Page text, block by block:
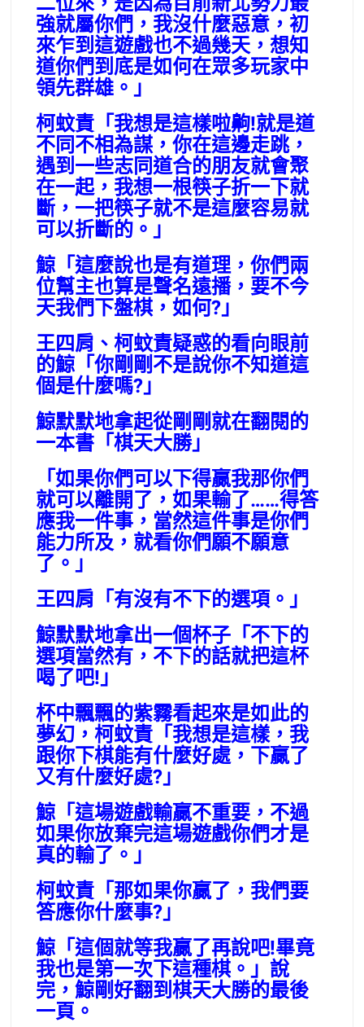
強就屬你們，我沒什麼惡意，初
來乍到這遊戲也不過幾天，想知
道你們到底是如何在眾多玩家中
領先群雄。」
柯蚊責「我想是這樣啦齁!就是道
不同不相為謀，你在這邊走跳，
遇到一些志同道合的朋友就會聚
在一起，我想一根筷子折一下就
斷，一把筷子就不是這麼容易就
可以折斷的。」
鯨「這麼說也是有道理，你們兩
位幫主也算是聲名遠播，要不今
天我們下盤棋，如何?」
王四肩、柯蚊責疑惑的看向眼前
的鯨「你剛剛不是說你不知道這
個是什麼嗎?」
鯨默默地拿起從剛剛就在翻閱的
一本書「棋天大勝」
「如果你們可以下得贏我那你們
就可以離開了，如果輸了……得答
應我一件事，當然這件事是你們
能力所及，就看你們願不願意
了。」
王四肩「有沒有不下的選項。」
鯨默默地拿出一個杯子「不下的
選項當然有，不下的話就把這杯
喝了吧!」
杯中飄飄的紫霧看起來是如此的
夢幻，柯蚊責「我想是這樣，我
跟你下棋能有什麼好處，下贏了
又有什麼好處?」
鯨「這場遊戲輸贏不重要，不過
如果你放棄完這場遊戲你們才是
真的輸了。」
柯蚊責「那如果你贏了，我們要
答應你什麼事?」
鯨「這個就等我贏了再說吧!畢竟
我也是第一次下這種棋。」說
完，鯨剛好翻到棋天大勝的最後
一頁。